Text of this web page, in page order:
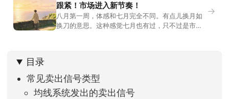
跟紧！市场进入新节奏！
八月第一周，体感和七月完全不同。有点儿换月如
换刀的意思。这种感觉七月也有过，只不过是市场
家感受到了春天般的暖风。指数涨了百点，交易额
回暖到2
→
目录
常见卖出信号类型
均线系统发出的卖出信号